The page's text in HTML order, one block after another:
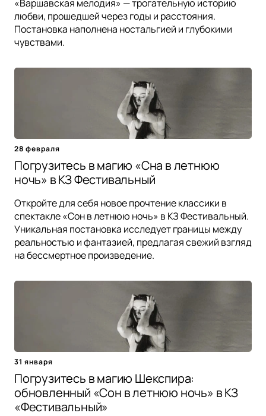
«Варшавская мелодия» — трогательную историю
любви, прошедшей через годы и расстояния.
Постановка наполнена ностальгией и глубокими
чувствами.
28 февраля
Погрузитесь в магию «Сна в летнюю
ночь» в КЗ Фестивальный
Откройте для себя новое прочтение классики в
спектакле «Сон в летнюю ночь» в КЗ Фестивальный.
Уникальная постановка исследует границы между
реальностью и фантазией, предлагая свежий взгляд
на бессмертное произведение.
31 января
Погрузитесь в магию Шекспира:
обновленный «Сон в летнюю ночь» в КЗ
«Фестивальный»